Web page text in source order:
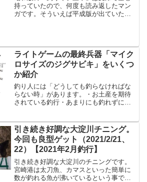
持っていたので、何度も読み返したマン
ガです。そういえば平成版が出ていたの
ス)posted ...
ライトゲームの最終兵器「マイク
ロサイズのジグサビキ」をいくつ
か紹介
釣り人には「どうしても釣らなければな
らない時」があります。・お土産を期待
されている釣行・あまりにも釣れずにス
自然というのは残酷で「潮回りが悪く全
然反応がない」「回...
引き続き好調な大淀川チニング。
今回も良型ゲット（2021/2/21、
22）【2021年2月釣行】
引き続き好調な大淀川のチニングです。
宮崎港は太刀魚、カマスといった簡単に
数が釣れる魚が沸いているという事で人